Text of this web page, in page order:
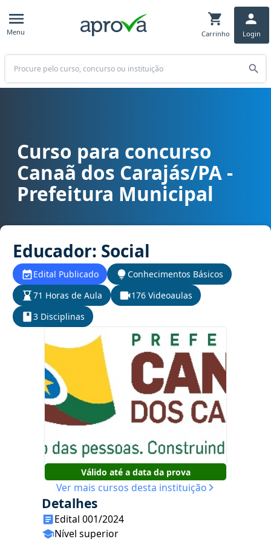
Menu Carrinho Login
Buscar
Curso para concurso Canaã dos Carajás/PA - Prefeitura Municipal
Curso para concurso
Canaã dos Carajás/PA -
Prefeitura Municipal
Educador: Social
Edital Publicado
Conhecimentos Básicos
71 Horas de Aula
176 Videoaulas
3 Disciplinas
Válido até a data da prova
Ver mais cursos desta instituição
Detalhes
Edital 001/2024
Nível superior